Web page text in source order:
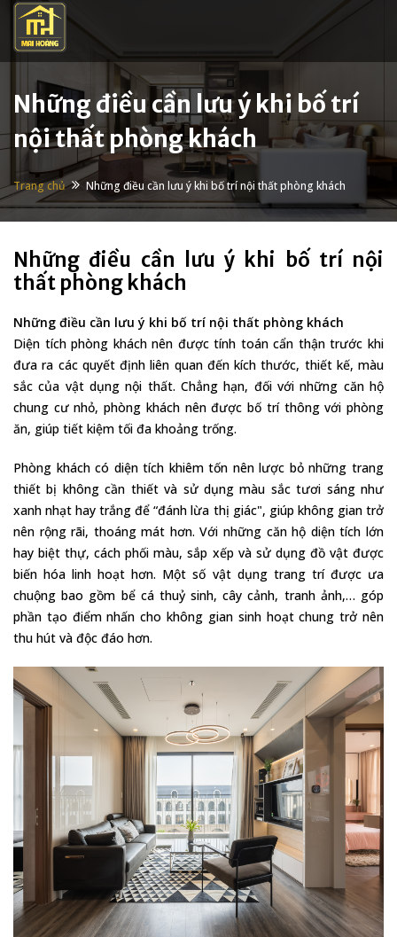
Nhảy đến nội dung
Những điều cần lưu ý khi bố trí
nội thất phòng khách
Trang chủ Những điều cần lưu ý khi bố trí nội thất phòng khách
Những điều cần lưu ý khi bố trí nội
thất phòng khách
Những điều cần lưu ý khi bố trí nội thất phòng khách
Diện tích phòng khách nên được tính toán cẩn thận trước khi
đưa ra các quyết định liên quan đến kích thước, thiết kế, màu
sắc của vật dụng nội thất. Chẳng hạn, đối với những căn hộ
chung cư nhỏ, phòng khách nên được bố trí thông với phòng
ăn, giúp tiết kiệm tối đa khoảng trống.
Phòng khách có diện tích khiêm tốn nên lược bỏ những trang
thiết bị không cần thiết và sử dụng màu sắc tươi sáng như
xanh nhạt hay trắng để “đánh lừa thị giác", giúp không gian trở
nên rộng rãi, thoáng mát hơn. Với những căn hộ diện tích lớn
hay biệt thự, cách phối màu, sắp xếp và sử dụng đồ vật được
biến hóa linh hoạt hơn. Một số vật dụng trang trí được ưa
chuộng bao gồm bể cá thuỷ sinh, cây cảnh, tranh ảnh,… góp
phần tạo điểm nhấn cho không gian sinh hoạt chung trở nên
thu hút và độc đáo hơn.